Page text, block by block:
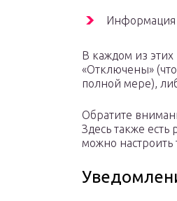
Информация
В каждом из
«Отключены»
полной мере),
Обратите
Здесь также
можно